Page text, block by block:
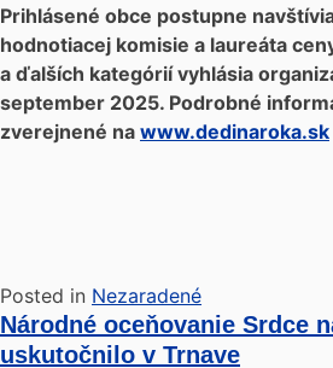
Prihlásené obce postupne
hodnotiacej komisie a laureáta
a ďalších kategórií vyhlásia
september 2025. Podrobné
zverejnené na www.dedinaroka.sk
Posted in Nezaradené
Národné oceňovanie Srdce
uskutočnilo v Trnave